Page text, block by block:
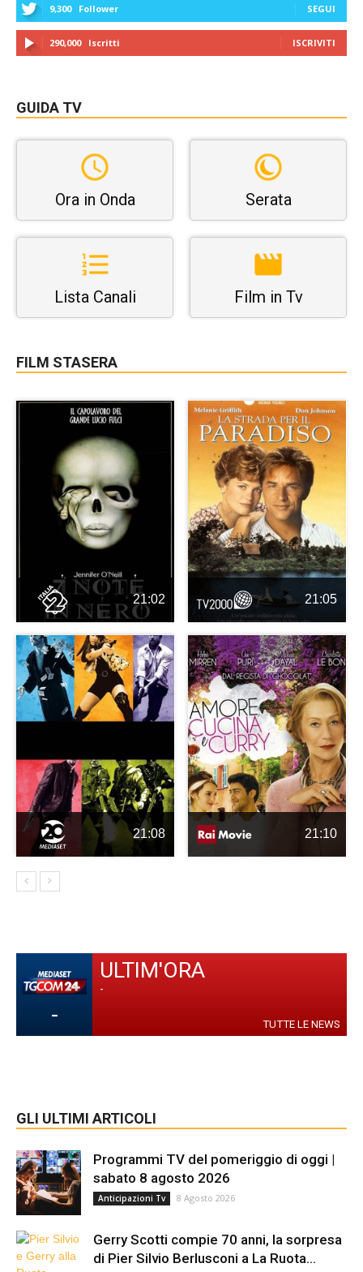
9,300 Follower SEGUI
290,000 Iscritti ISCRIVITI
GUIDA TV
Ora in Onda Serata
Lista Canali Film in Tv
FILM STASERA
21:02 21:05
21:08 21:10
-
ULTIM'ORA
-
TUTTE LE NEWS
GLI ULTIMI ARTICOLI
Programmi TV del pomeriggio di oggi |
sabato 8 agosto 2026
Anticipazioni Tv 8 Agosto 2026
Gerry Scotti compie 70 anni, la sorpresa
di Pier Silvio Berlusconi a La Ruota...